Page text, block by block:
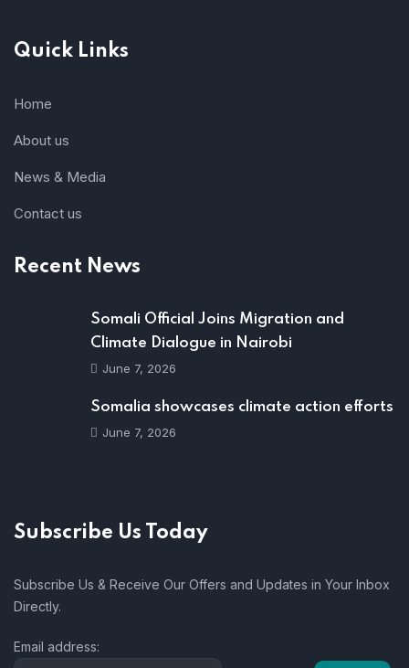
Quick Links
Home
About us
News & Media
Contact us
Recent News
Somali Official Joins Migration and
Climate Dialogue in Nairobi
June 7, 2026
Somalia showcases climate action efforts
June 7, 2026
Subscribe Us Today
Subscribe Us & Receive Our Offers and Updates in Your Inbox
Directly.
Email address: